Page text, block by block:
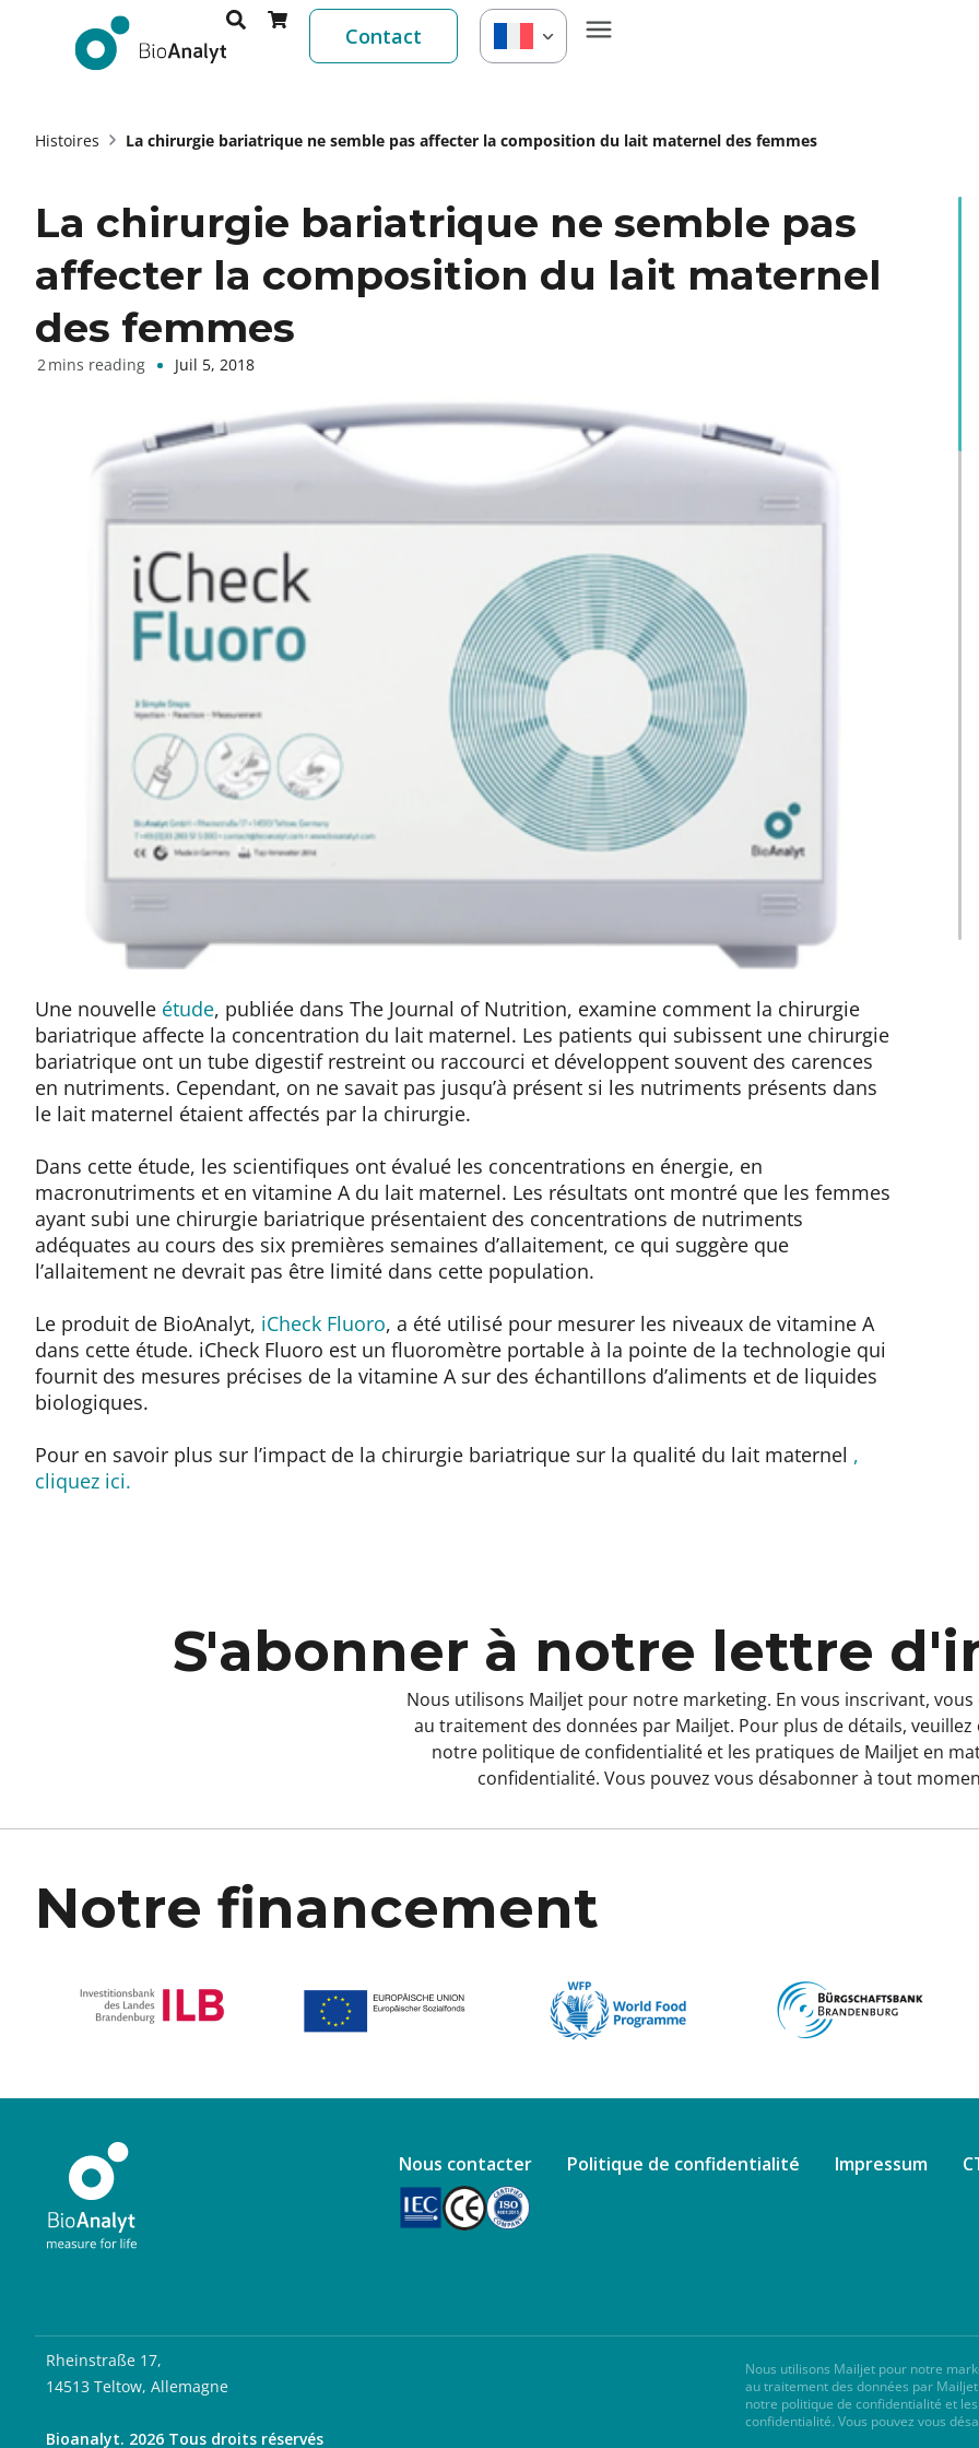
Contact
Histoires La chirurgie bariatrique ne semble pas affecter la composition du lait maternel des femmes
La chirurgie bariatrique ne semble pas
affecter la composition du lait maternel
des femmes
Juil 5, 2018
Une nouvelle étude, publiée dans The Journal of Nutrition, examine comment la chirurgie
bariatrique affecte la concentration du lait maternel. Les patients qui subissent une chirurgie
bariatrique ont un tube digestif restreint ou raccourci et développent souvent des carences
en nutriments. Cependant, on ne savait pas jusqu’à présent si les nutriments présents dans
le lait maternel étaient affectés par la chirurgie.
Dans cette étude, les scientifiques ont évalué les concentrations en énergie, en
macronutriments et en vitamine A du lait maternel. Les résultats ont montré que les femmes
ayant subi une chirurgie bariatrique présentaient des concentrations de nutriments
adéquates au cours des six premières semaines d’allaitement, ce qui suggère que
l’allaitement ne devrait pas être limité dans cette population.
Le produit de BioAnalyt, iCheck Fluoro, a été utilisé pour mesurer les niveaux de vitamine A
dans cette étude. iCheck Fluoro est un fluoromètre portable à la pointe de la technologie qui
fournit des mesures précises de la vitamine A sur des échantillons d’aliments et de liquides
biologiques.
Pour en savoir plus sur l’impact de la chirurgie bariatrique sur la qualité du lait maternel ,
cliquez ici.
S'abonner à notre lettre
Nous utilisons Mailjet pour notre marketing. En vous inscrivant, vous
au traitement des données par Mailjet. Pour plus de détails,
notre politique de confidentialitéet les pratiques de Mailjet en
confidentialité. Vous pouvez vous désabonner à tout
Notre financement
Nous contacter Politique de confidentialité Impressum
Rheinstraße 17,
14513 Teltow, Allemagne
Bioanalyt. 2026 Tous droits réservés
Nous utilisons Mailjet pour notre
au traitement des données par Mailjet
notre politique de confidentialité et les
confidentialité. Vous pouvez vous